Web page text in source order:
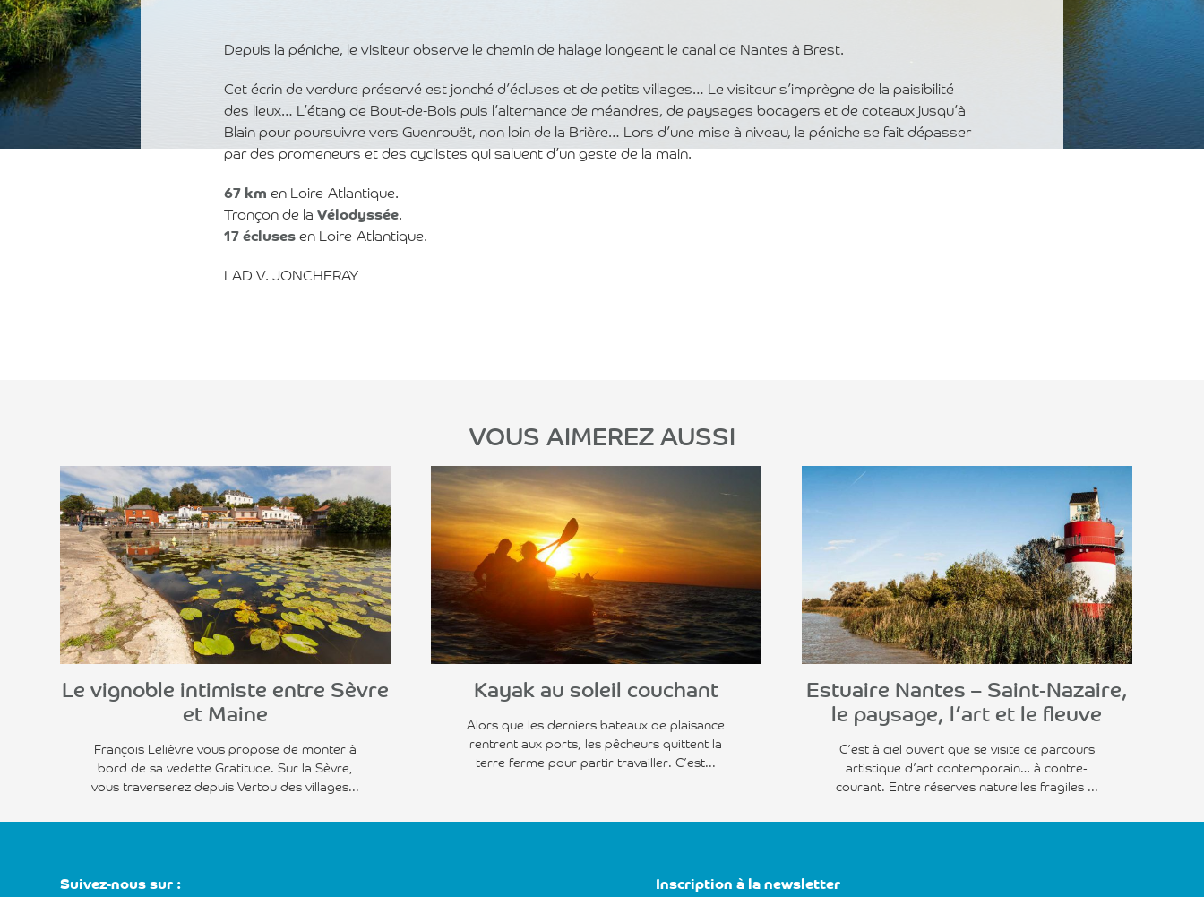
Depuis la péniche, le visiteur observe le chemin de halage longeant le canal de Nantes à Brest.
Cet écrin de verdure préservé est jonché d’écluses et de petits villages… Le visiteur s’imprègne de la paisibilité
des lieux… L’étang de Bout-de-Bois puis l’alternance de méandres, de paysages bocagers et de coteaux jusqu’à
Blain pour poursuivre vers Guenrouët, non loin de la Brière… Lors d’une mise à niveau, la péniche se fait dépasser
par des promeneurs et des cyclistes qui saluent d’un geste de la main.
67 kmen Loire-Atlantique.
Tronçon de laVélodyssée.
17 éclusesen Loire-Atlantique.
LAD V. JONCHERAY
VOUS AIMEREZ AUSSI
Voir l'article
Le vignoble intimiste entre Sèvre
et Maine
François Lelièvre vous propose de monter à
bord de sa vedette Gratitude. Sur la Sèvre,
vous traverserez depuis Vertou des villages...
Voir l'article
Kayak au soleil couchant
Alors que les derniers bateaux de plaisance
rentrent aux ports, les pêcheurs quittent la
terre ferme pour partir travailler. C’est...
Voir l'article
Estuaire Nantes – Saint-Nazaire,
le paysage, l’art et le fleuve
C’est à ciel ouvert que se visite ce parcours
artistique d’art contemporain… à contre-
courant. Entre réserves naturelles fragiles ...
Suivez-nous sur : Inscription à la newsletter